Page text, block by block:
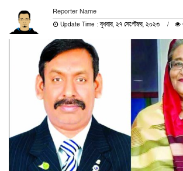
Reporter Name
Update Time : বুধবার, ২৭ সেপ্টেম্বর, ২০২৩